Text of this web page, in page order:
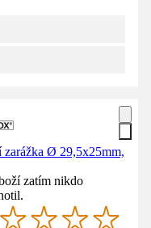
zarážka Ø 29,5x25mm,
zatím nikdo